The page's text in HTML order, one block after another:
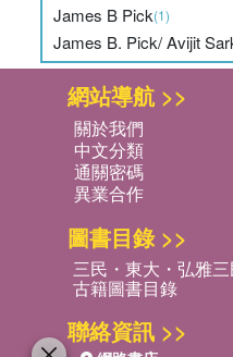
James B Pick(1)
James B. Pick/ Avijit
網站導航 >>
關於我們
中文分類
通關密碼
異業合作
圖書目錄 >>
三民・東大・弘雅
古籍圖書目錄
聯絡資訊 >>